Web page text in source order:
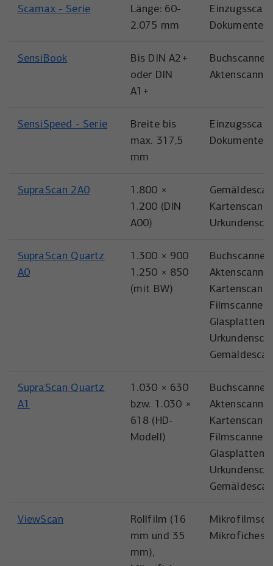
Scamax - Serie
Länge: 60-
2.075 mm
SensiBook
Bis DIN A2+
oder DIN
A1+
Buchscanner,
Aktenscanner
SensiSpeed - Serie
Breite bis
max. 317,5
mm
SupraScan 2A0
1.800 ×
1.200 (DIN
A00)
SupraScan Quartz
A0
1.300 × 900
1.250 × 850
(mit BW)
Buchscanner,
Filmscanner,
SupraScan Quartz
A1
1.030 × 630
bzw. 1.030 ×
618 (HD-
Modell)
Buchscanner,
Filmscanner,
ViewScan
Rollfilm (16
mm und 35
mm),